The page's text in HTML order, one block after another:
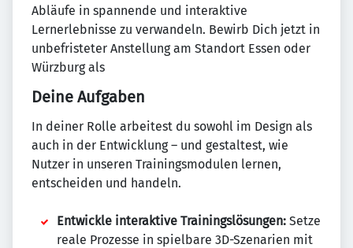
Abläufe in spannende und interaktive
Lernerlebnisse zu verwandeln. Bewirb Dich jetzt in
unbefristeter Anstellung am Standort Essen oder
Würzburg als
Deine Aufgaben
In deiner Rolle arbeitest du sowohl im Design als
auch in der Entwicklung – und gestaltest, wie
Nutzer in unseren Trainingsmodulen lernen,
entscheiden und handeln.
Entwickle interaktive Trainingslösungen: Setze
reale Prozesse in spielbare 3D-Szenarien mit